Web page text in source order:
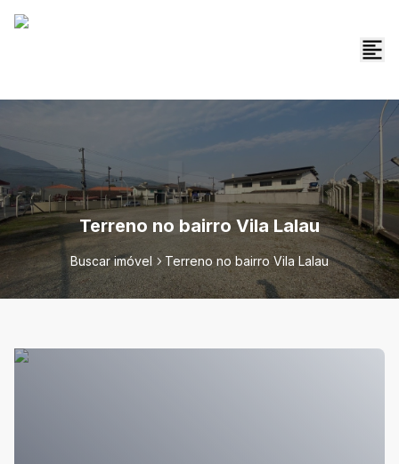
Terreno no bairro Vila Lalau
Buscar imóvel Terreno no bairro Vila Lalau